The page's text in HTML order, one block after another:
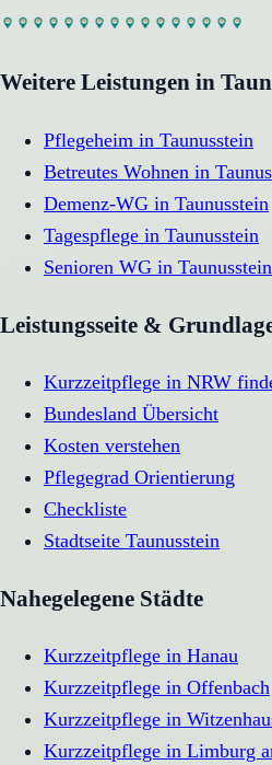
Weitere Leistungen in
Pflegeheim in Taunusstein
Betreutes Wohnen in
Demenz-WG in Taunusstein
Tagespflege in Taunusstein
Senioren WG in Taunusstein
Leistungsseite &
Kurzzeitpflege in NRW
Bundesland Übersicht
Kosten verstehen
Pflegegrad Orientierung
Checkliste
Stadtseite Taunusstein
Nahegelegene Städte
Kurzzeitpflege in Hanau
Kurzzeitpflege in Offenbach
Kurzzeitpflege in
Kurzzeitpflege in Limburg